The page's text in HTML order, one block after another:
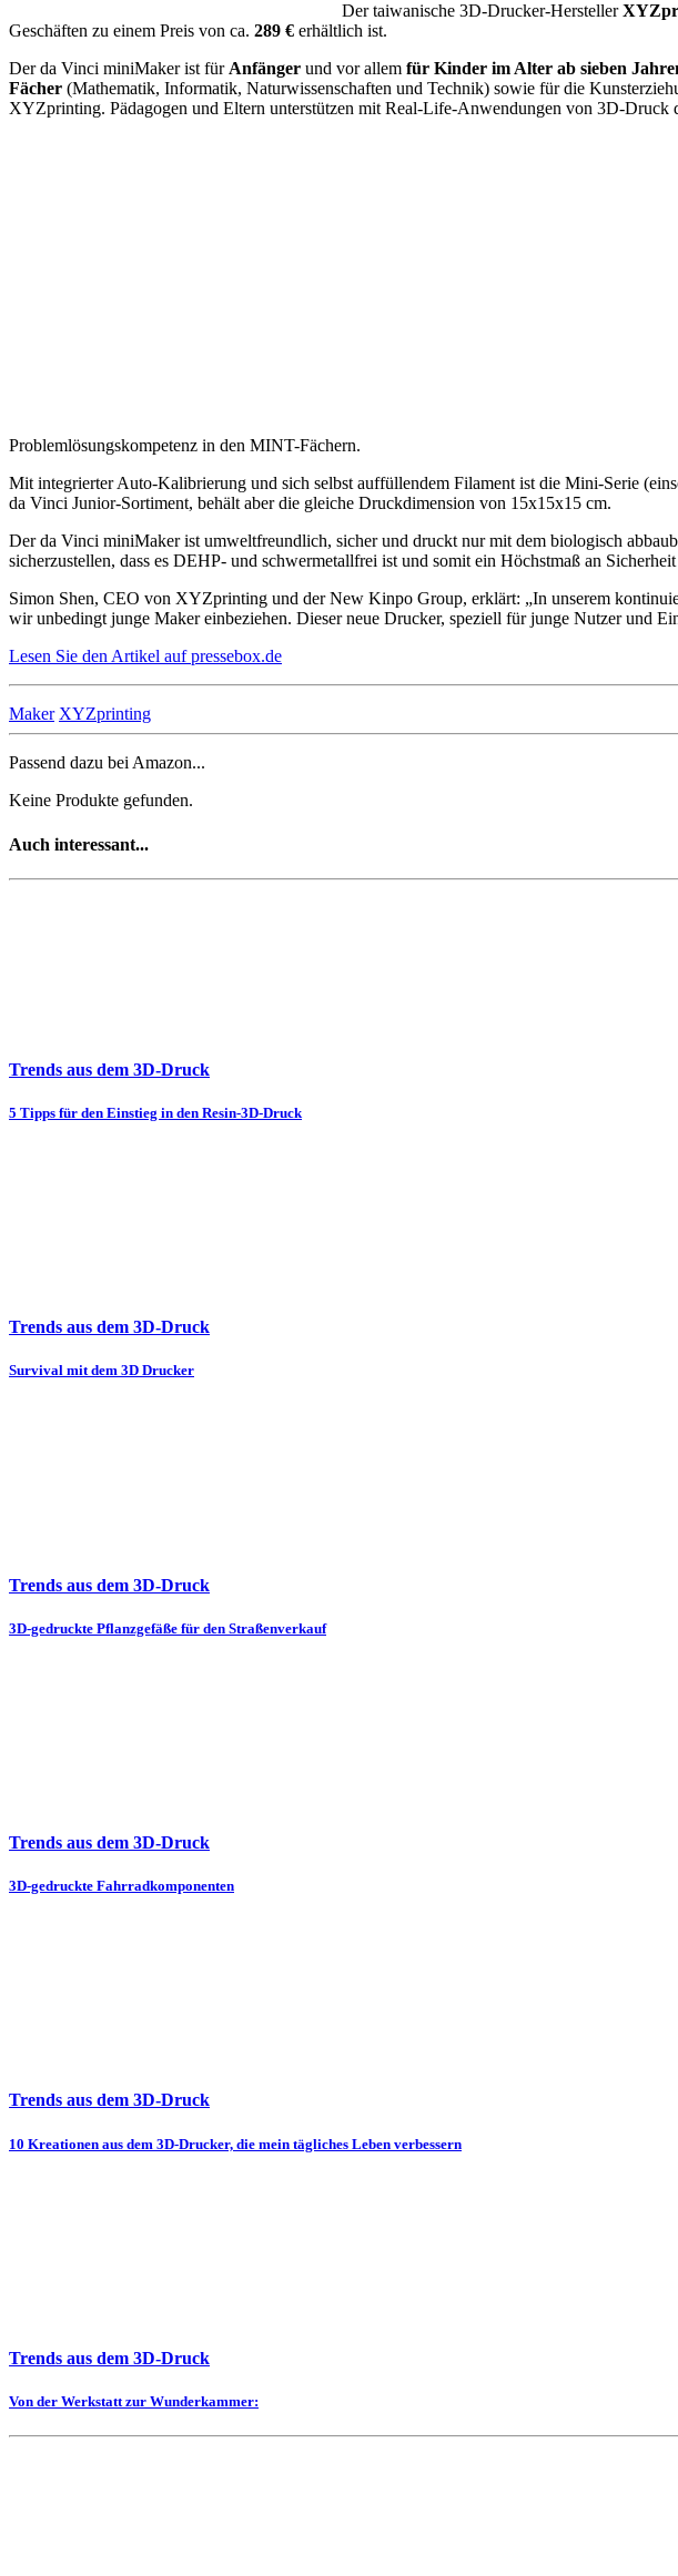
Der taiwanische 3D-Drucker-Hersteller
Geschäften zu einem Preis von ca. 289 € erhältlich ist.
Der da Vinci miniMaker ist fürAnfänger und vor allem für Kinder im Alter ab sieben
Fächer (Mathematik, Informatik, Naturwissenschaften und Technik) sowie für die
XYZprinting. Pädagogen und Eltern unterstützen mit Real-Life-Anwendungen von 3D-
Problemlösungskompetenz in den MINT-Fächern.
Mit integrierter Auto-Kalibrierung und sich selbst auffüllendem Filament ist die Mini-Serie
da Vinci Junior-Sortiment, behält aber die gleiche Druckdimension von 15x15x15 cm.
Der da Vinci miniMaker ist umweltfreundlich, sicher und druckt nur mit dem biologisch
sicherzustellen, dass es DEHP- und schwermetallfrei ist und somit ein Höchstmaß an
Simon Shen, CEO von XYZprinting und der New Kinpo Group, erklärt: „In unserem
wir unbedingt junge Maker einbeziehen. Dieser neue Drucker, speziell für junge Nutzer und
Lesen Sie den Artikel auf pressebox.de
Maker XYZprinting
Passend dazu bei Amazon...
Keine Produkte gefunden.
Auch interessant...
Trends aus dem 3D-Druck
5 Tipps für den Einstieg in den Resin-3D-Druck
Trends aus dem 3D-Druck
Survival mit dem 3D Drucker
Trends aus dem 3D-Druck
3D-gedruckte Pflanzgefäße für den Straßenverkauf
Trends aus dem 3D-Druck
3D-gedruckte Fahrradkomponenten
Trends aus dem 3D-Druck
10 Kreationen aus dem 3D-Drucker, die mein tägliches Leben verbessern
Trends aus dem 3D-Druck
Von der Werkstatt zur Wunderkammer: